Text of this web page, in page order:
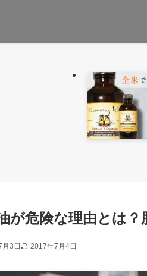
が危険な理由とは？
月3日 2017年7月4日